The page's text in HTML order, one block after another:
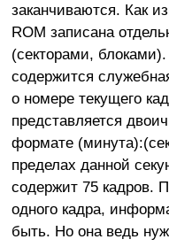
заканчиваются. Как
ROM записана
(секторами, блоками).
содержится
о номере текущего
представляется
формате
пределах данной
содержит 75 кадров.
одного кадра,
быть. Но она ведь